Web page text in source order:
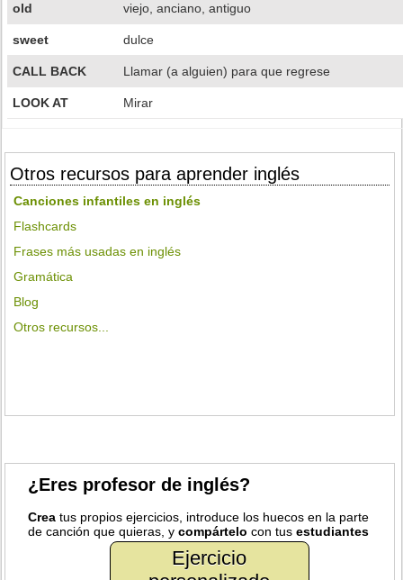
old viejo, anciano, antiguo
sweet dulce
CALL BACK Llamar (a alguien) para que regrese
LOOK AT Mirar
Otros recursos para aprender inglés
Canciones infantiles en inglés
Flashcards
Frases más usadas en inglés
Gramática
Blog
Otros recursos...
¿Eres profesor de inglés?
Crea tus propios ejercicios, introduce los huecos en la parte
de canción que quieras, ycompártelo con tusestudiantes
Ejercicio